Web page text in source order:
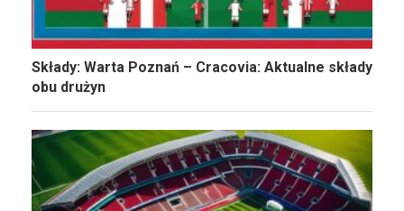
Składy: Warta Poznań – Cracovia: Aktualne składy
obu drużyn